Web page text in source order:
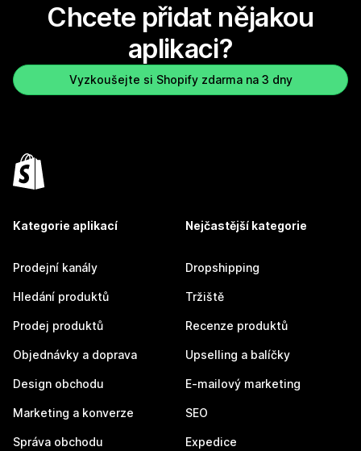
Chcete přidat nějakou
aplikaci?
Vyzkoušejte si Shopify zdarma na 3 dny
Kategorie aplikací
Prodejní kanály
Hledání produktů
Prodej produktů
Objednávky a doprava
Design obchodu
Marketing a konverze
Správa obchodu
Nejčastější kategorie
Dropshipping
Tržiště
Recenze produktů
Upselling a balíčky
E-mailový marketing
SEO
Expedice